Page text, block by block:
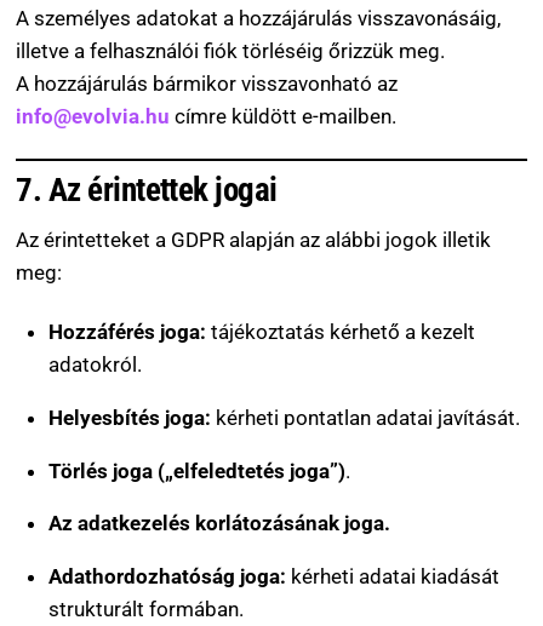
A személyes adatokat a hozzájárulás visszavonásáig,
illetve a felhasználói fiók törléséig őrizzük meg.
A hozzájárulás bármikor visszavonható az
info@evolvia.hu címre küldött e-mailben.
7. Az érintettek jogai
Az érintetteket a GDPR alapján az alábbi jogok illetik
meg:
Hozzáférés joga: tájékoztatás kérhető a kezelt
adatokról.
Helyesbítés joga: kérheti pontatlan adatai javítását.
Törlés joga („elfeledtetés joga”).
Az adatkezelés korlátozásának joga.
Adathordozhatóság joga: kérheti adatai kiadását
strukturált formában.